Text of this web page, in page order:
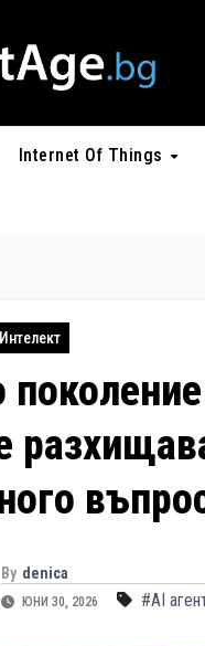
Internet Of Things
By denica
ЮНИ 30, 2026 #AI